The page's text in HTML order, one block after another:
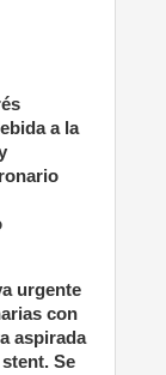
a la
urgente
con
aspirada
Se